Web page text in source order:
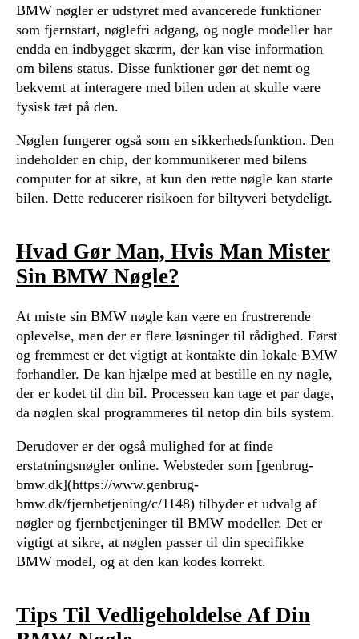
BMW nøgler er udstyret med avancerede funktioner
som fjernstart, nøglefri adgang, og nogle modeller har
endda en indbygget skærm, der kan vise information
om bilens status. Disse funktioner gør det nemt og
bekvemt at interagere med bilen uden at skulle være
fysisk tæt på den.
Nøglen fungerer også som en sikkerhedsfunktion. Den
indeholder en chip, der kommunikerer med bilens
computer for at sikre, at kun den rette nøgle kan starte
bilen. Dette reducerer risikoen for biltyveri betydeligt.
Hvad Gør Man, Hvis Man Mister
Sin BMW Nøgle?
At miste sin BMW nøgle kan være en frustrerende
oplevelse, men der er flere løsninger til rådighed. Først
og fremmest er det vigtigt at kontakte din lokale BMW
forhandler. De kan hjælpe med at bestille en ny nøgle,
der er kodet til din bil. Processen kan tage et par dage,
da nøglen skal programmeres til netop din bils system.
Derudover er der også mulighed for at finde
erstatningsnøgler online. Websteder som [genbrug-
bmw.dk](https://www.genbrug-
bmw.dk/fjernbetjening/c/1148) tilbyder et udvalg af
nøgler og fjernbetjeninger til BMW modeller. Det er
vigtigt at sikre, at nøglen passer til din specifikke
BMW model, og at den kan kodes korrekt.
Tips Til Vedligeholdelse Af Din